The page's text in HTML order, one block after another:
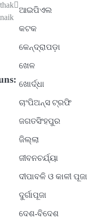
ଆଇପିଏଲ
କଟକ
କେନ୍ଦ୍ରାପଡ଼ା
ଖେଳ
ଖୋର୍ଦ୍ଧା
ଚାଂପିଅନ୍ସ ଟ୍ରଫି
ଜଗତସିଂହପୁର
ଜିଲ୍ଲା
ଜୀବନଚର୍ଯ୍ୟା
ଦୀପାବଳି ଓ କାଳୀ ପୂଜା
ଦୁର୍ଗାପୂଜା
ଦେଶ-ବିଦେଶ